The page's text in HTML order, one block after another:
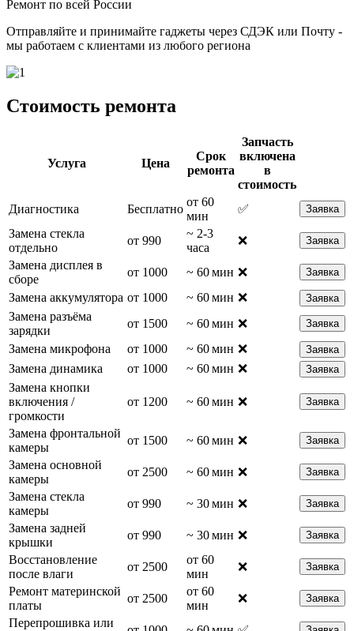
Ремонт по всей России
Отправляйте и принимайте гаджеты через СДЭК или Почту -
мы работаем с клиентами из любого региона
Стоимость ремонта
Услуга Цена
Срок
ремонта
Запчасть
включена
в
стоимость
Диагностика
Бесплатно
от 60
мин
✅ Заявка
Замена стекла
отдельно
от 990
~ 2-3
часа
❌ Заявка
Замена дисплея в
сборе
от 1000 ~ 60 мин ❌ Заявка
Замена аккумулятора от 1000 ~ 60 мин ❌ Заявка
Замена разъёма
зарядки
от 1500 ~ 60 мин ❌ Заявка
Замена микрофона от 1000 ~ 60 мин ❌ Заявка
Замена динамика от 1000 ~ 60 мин ❌ Заявка
Замена кнопки
включения /
громкости
от 1200 ~ 60 мин ❌ Заявка
Замена фронтальной
камеры
от 1500 ~ 60 мин ❌ Заявка
Замена основной
камеры
от 2500 ~ 60 мин ❌ Заявка
Замена стекла
камеры
от 990 ~ 30 мин ❌ Заявка
Замена задней
крышки
от 990 ~ 30 мин ❌ Заявка
Восстановление
после влаги
от 2500
от 60
мин
❌ Заявка
Ремонт материнской
платы
от 2500
от 60
мин
❌ Заявка
Перепрошивка или